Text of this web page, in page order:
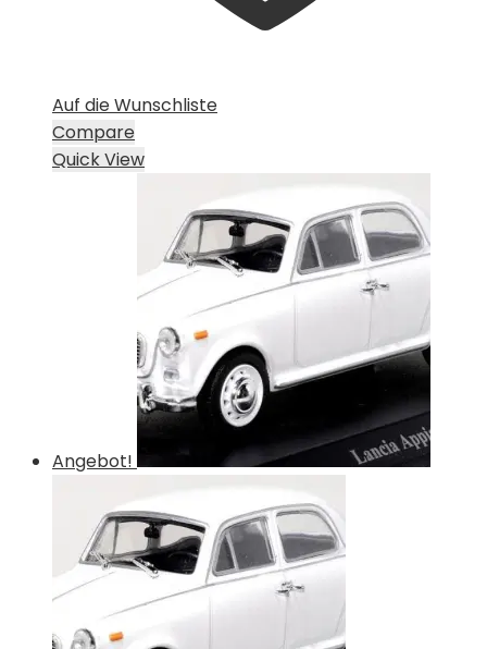
Auf die Wunschliste
Compare
Quick View
Angebot!